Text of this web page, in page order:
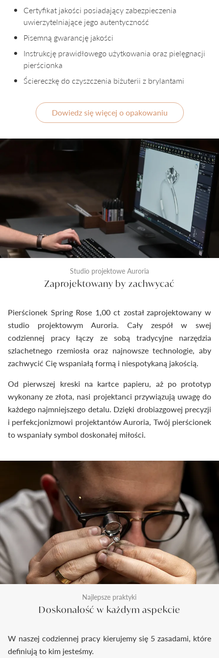
Certyfikat jakości posiadający zabezpieczenia
uwierzytelniające jego autentyczność
Pisemną gwarancję jakości
Instrukcję prawidłowego użytkowania oraz pielęgnacji
pierścionka
Ściereczkę do czyszczenia biżuterii z brylantami
Dowiedz się więcej o opakowaniu
Studio projektowe Auroria
Zaprojektowany by zachwycać
Pierścionek Spring Rose 1,00 ct został zaprojektowany w
studio projektowym Auroria. Cały zespół w swej
codziennej pracy łączy ze sobą tradycyjne narzędzia
szlachetnego rzemiosła oraz najnowsze technologie, aby
zachwycić Cię wspaniałą formą i niespotykaną jakością.
Od pierwszej kreski na kartce papieru, aż po prototyp
wykonany ze złota, nasi projektanci przywiązują uwagę do
każdego najmniejszego detalu. Dzięki drobiazgowej precyzji
i perfekcjonizmowi projektantów Auroria, Twój pierścionek
to wspaniały symbol doskonałej miłości.
Najlepsze praktyki
Doskonałość w każdym aspekcie
W naszej codziennej pracy kierujemy się 5 zasadami, które
definiują to kim jesteśmy.